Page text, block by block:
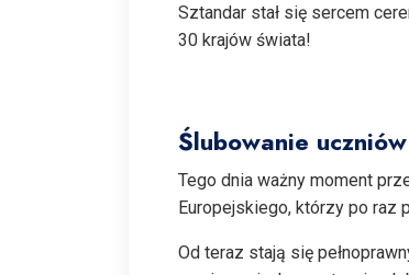
Sztandar stał się sercem
30 krajów świata!
Ślubowanie
Tego dnia ważny moment
Europejskiego, którzy po raz
Od teraz stają się